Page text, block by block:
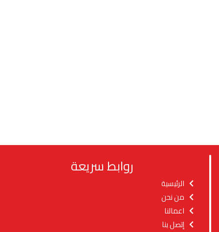
روابط سريعة
الرئيسية
من نحن
اعمالنا
إتصل بنا